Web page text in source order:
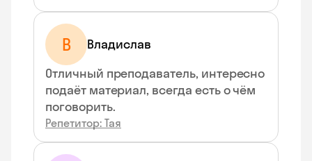
В
Владислав
Отличный преподаватель, интересно
подаёт материал, всегда есть о чём
поговорить.
Репетитор: Тая